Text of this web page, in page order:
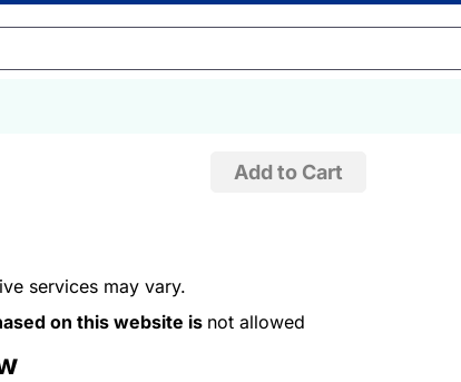
services may vary.
on this website is not allowed